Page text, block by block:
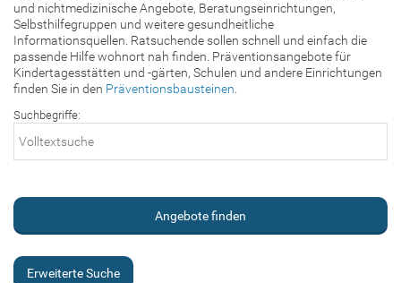
und nichtmedizinische Angebote, Beratungseinrichtungen,
Selbsthilfegruppen und weitere gesundheitliche
Informationsquellen. Ratsuchende sollen schnell und einfach die
passende Hilfe wohnort nah finden. Präventionsangebote für
Kindertagesstätten und -gärten, Schulen und andere Einrichtungen
finden Sie in den Präventionsbausteinen
Suchbegriffe:
Erweiterte Suche